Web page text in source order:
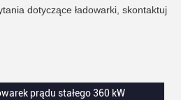
dotyczące ładowarki, skontaktuj
prądu stałego 360 kW